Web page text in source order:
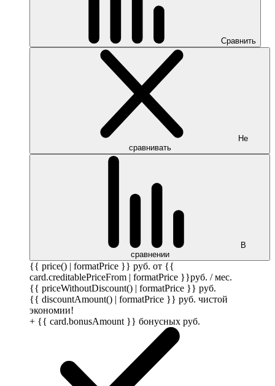
Сравнить
Не
сравнивать
В
сравнении
{{ price() | formatPrice }} руб. от {{
card.creditablePriceFrom | formatPrice }}руб. / мес.
{{ priceWithoutDiscount() | formatPrice }} руб.
{{ discountAmount() | formatPrice }} руб. чистой
экономии!
+ {{ card.bonusAmount }} бонусных руб.